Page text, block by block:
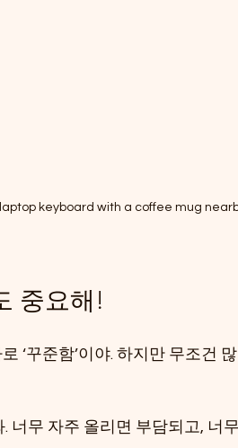
keyboard with a coffee mug
중요해!
‘꾸준함’이야. 하지만 무조건
너무 자주 올리면 부담되고, 너